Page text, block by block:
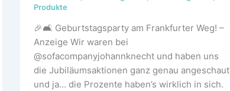
Produkte
🎉🛋️ Geburtstagsparty am Frankfurter Weg! –
Anzeige Wir waren bei
@sofacompanyjohannknecht und haben uns
die Jubiläumsaktionen ganz genau angeschaut
und ja… die Prozente haben’s wirklich in sich.